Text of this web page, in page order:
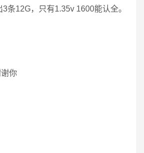
条12G，只有1.35v 1600能认全。
你